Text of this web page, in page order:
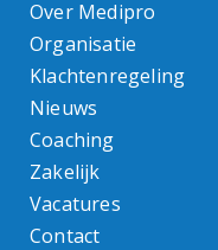
Over Medipro
Organisatie
Klachtenregeling
Nieuws
Coaching
Zakelijk
Vacatures
Contact